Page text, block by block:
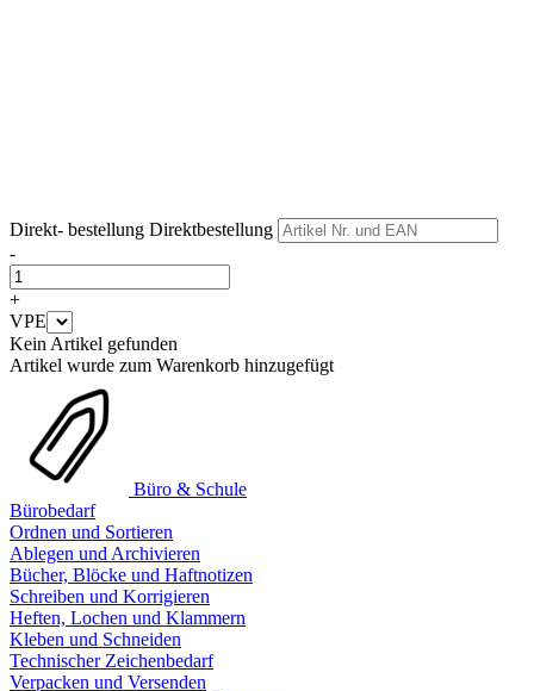
Direkt- bestellung Direktbestellung
-
+
VPE
Kein Artikel gefunden
Artikel wurde zum Warenkorb hinzugefügt
Büro & Schule
Bürobedarf
Ordnen und Sortieren
Ablegen und Archivieren
Bücher, Blöcke und Haftnotizen
Schreiben und Korrigieren
Heften, Lochen und Klammern
Kleben und Schneiden
Technischer Zeichenbedarf
Verpacken und Versenden